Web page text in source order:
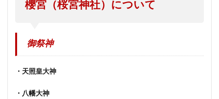
櫻宮（桜宮神社）について
御祭神
・天照皇大神
・八幡大神